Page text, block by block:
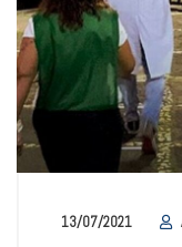
13/07/2021